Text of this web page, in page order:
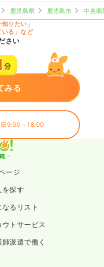
鹿児島県 鹿児島市
中央病
りたい」
いる」など
さい
みる
9:00～18:00
ージ
を探す
なるリスト
ウトサービス
師派遣で働く